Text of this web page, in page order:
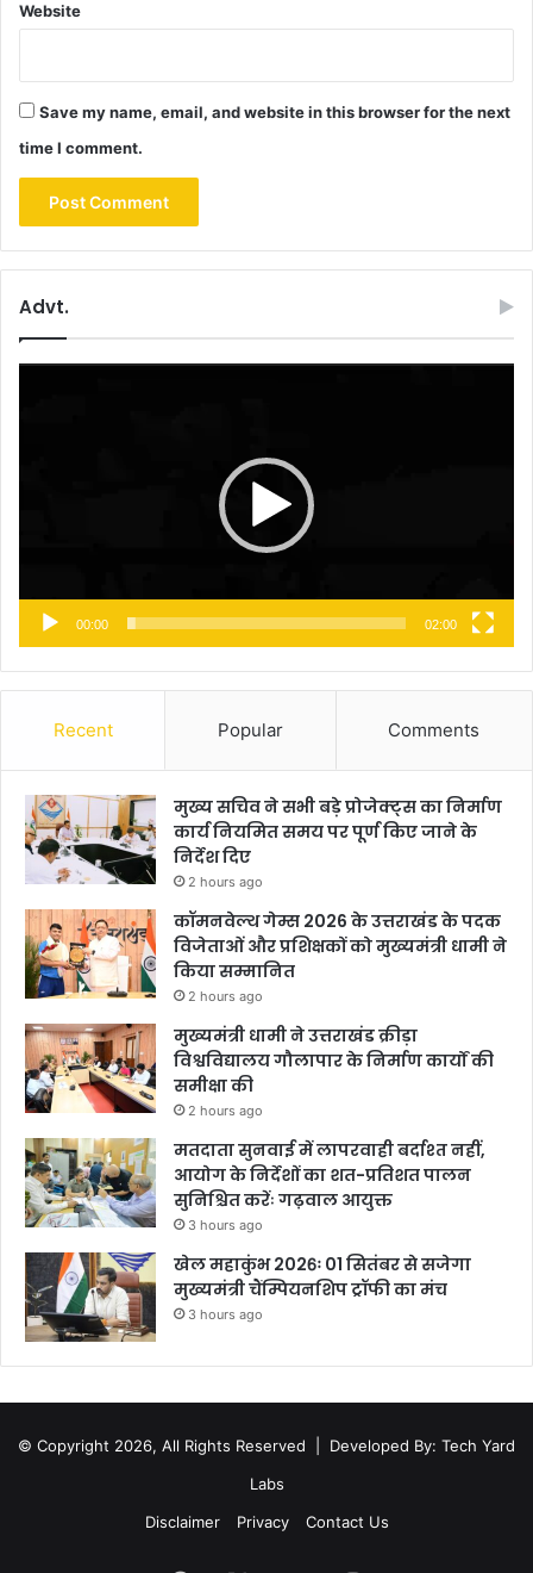
Website
Save my name, email, and website in this browser for the next
time I comment.
Advt.
00:00 02:00
Recent Popular Comments
मुख्य सचिव ने सभी बड़े प्रोजेक्ट्स का निर्माण
कार्य नियमित समय पर पूर्ण किए जाने के
निर्देश दिए
2 hours ago
कॉमनवेल्थ गेम्स 2026 के उत्तराखंड के पदक
विजेताओं और प्रशिक्षकों को मुख्यमंत्री धामी ने
किया सम्मानित
2 hours ago
मुख्यमंत्री धामी ने उत्तराखंड क्रीड़ा
विश्वविद्यालय गौलापार के निर्माण कार्यों की
समीक्षा की
2 hours ago
मतदाता सुनवाई में लापरवाही बर्दाश्त नहीं,
आयोग के निर्देशों का शत-प्रतिशत पालन
सुनिश्चित करेंः गढ़वाल आयुक्त
3 hours ago
खेल महाकुंभ 2026ः 01 सितंबर से सजेगा
मुख्यमंत्री चैंम्पियनशिप ट्रॉफी का मंच
3 hours ago
© Copyright 2026, All Rights Reserved | Developed By: Tech Yard
Labs
Disclaimer
Privacy Contact Us